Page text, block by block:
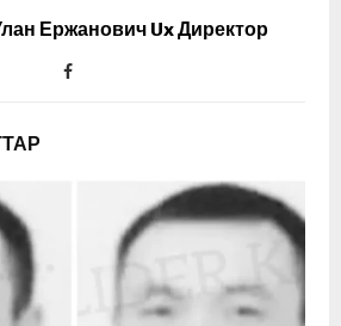
Ержанович Ux Директор